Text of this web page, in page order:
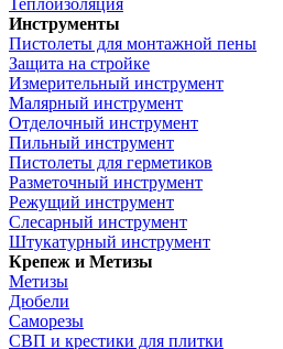
Теплоизоляция
Инструменты
Пистолеты для монтажной пены
Защита на стройке
Измерительный инструмент
Малярный инструмент
Отделочный инструмент
Пильный инструмент
Пистолеты для герметиков
Разметочный инструмент
Режущий инструмент
Слесарный инструмент
Штукатурный инструмент
Крепеж и Метизы
Метизы
Дюбели
Саморезы
СВП и крестики для плитки